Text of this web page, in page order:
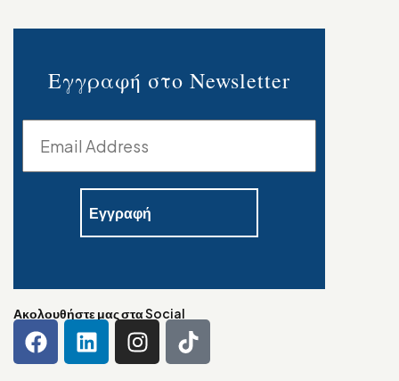
Εγγραφή στο Newsletter
Ακολουθήστε μας στα Social